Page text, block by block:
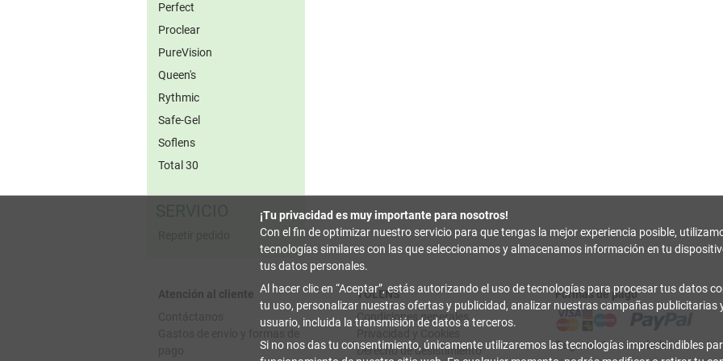
Perfect
Proclear
PureVision
Queen's
Rythmic
Safe-Gel
Soflens
Total 30
Atención al cliente
TOLENS
Condiciones generales
Derecho de desistimiento
Formas de pago
Pago contrarreembolso
¡Tu privacidad es muy importante para nosotros!
Con el fin de optimizar nuestro servicio para que tengas la mejor experiencia posible,
tecnologías similares con las que seleccionamos y almacenamos información en tu
tus datos personales.
Al hacer clic en Aceptar , estás autorizando el uso de tecnologías para procesar tus datos
tu uso, personalizar nuestras ofertas y publicidad, analizar nuestras campañas publicitarias
usuario, incluida la transmisión de datos a terceros.
Si no nos das tu consentimiento, únicamente utilizaremos las tecnologías imprescindibles